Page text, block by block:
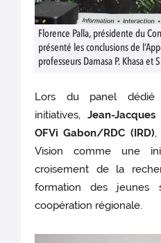
Florence Palla, présidente du
présenté les conclusions de
professeurs Damasa P. Khasa et
Lors du panel dédié
initiatives,Jean-
OFVi Gabon/RDC (IRD),
Vision comme une
croisement de la
formation des jeunes
coopération régionale.